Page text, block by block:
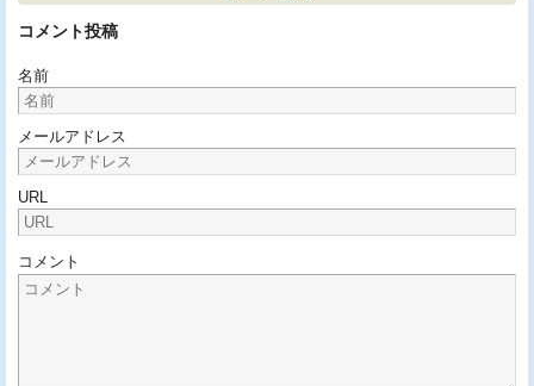
コメント投稿
名前
メールアドレス
URL
コメント